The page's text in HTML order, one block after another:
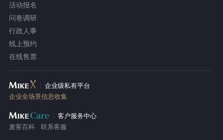
活动报名
问卷调研
行政人事
线上预约
在线售票
企业级私有平台
企业全场景信息收集
客户服务中心
麦客百科
联系客服